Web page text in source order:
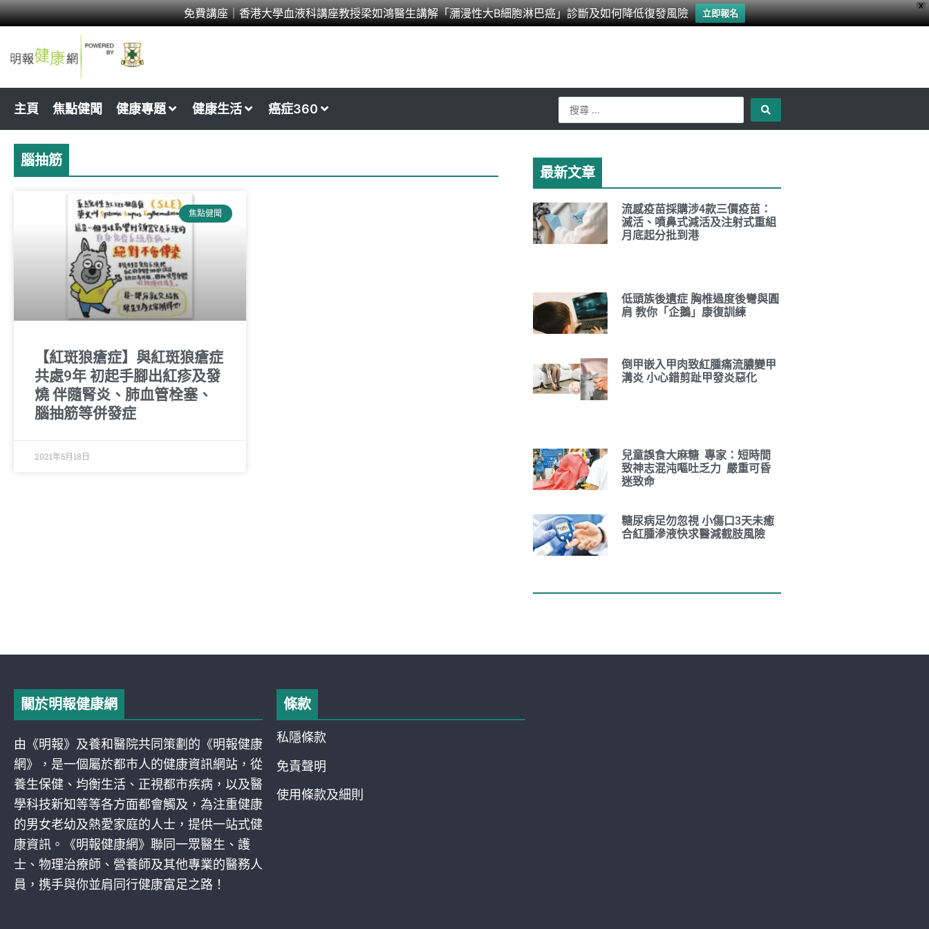
X
免費講座｜香港大學血液科講座教授梁如鴻醫生講解「瀰漫性大B細胞淋巴癌」診斷及如何降低復發風險 立即報名
Skip
to
content
主頁 焦點健聞 健康專題 健康生活 癌症360
Search
...
腦抽筋
焦點健聞
【紅斑狼瘡症】與紅斑狼瘡症
共處9年 初起手腳出紅疹及發
燒 伴隨腎炎、肺血管栓塞、
腦抽筋等併發症
2021年5月18日
最新文章
流感疫苗採購涉4款三價疫苗：
滅活、噴鼻式減活及注射式重組
月底起分批到港
低頭族後遺症 胸椎過度後彎與圓
肩 教你「企鵝」康復訓練
倒甲嵌入甲肉致紅腫痛流膿變甲
溝炎 小心錯剪趾甲發炎惡化
兒童誤食大麻糖 專家：短時間
致神志混沌嘔吐乏力 嚴重可昏
迷致命
糖尿病足勿忽視 小傷口3天未癒
合紅腫滲液快求醫減截肢風險
關於明報健康網
由《明報》及養和醫院共同策劃的《明報健康
網》，是一個屬於都巿人的健康資訊網站，從
養生保健、均衡生活、正視都巿疾病，以及醫
學科技新知等等各方面都會觸及，為注重健康
的男女老幼及熱愛家庭的人士，提供一站式健
康資訊。《明報健康網》聯同一眾醫生、護
士、物理治療師、營養師及其他專業的醫務人
員，携手與你並肩同行健康富足之路！
條款
私隱條款
免責聲明
使用條款及細則